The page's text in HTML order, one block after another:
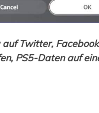
auf Twitter,
PS5-Daten auf